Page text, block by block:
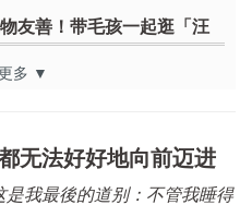
友善！带毛孩一起逛「汪
多 ▼
无法好好地向前迈进
是我最後的道别：不管我睡得